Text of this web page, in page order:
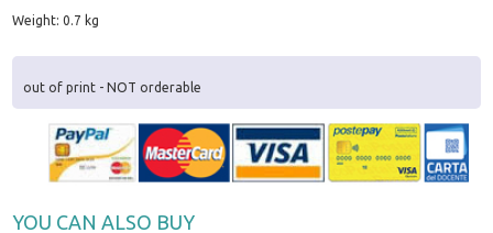
Weight: 0.7 kg
out of print - NOT orderable
YOU CAN ALSO BUY